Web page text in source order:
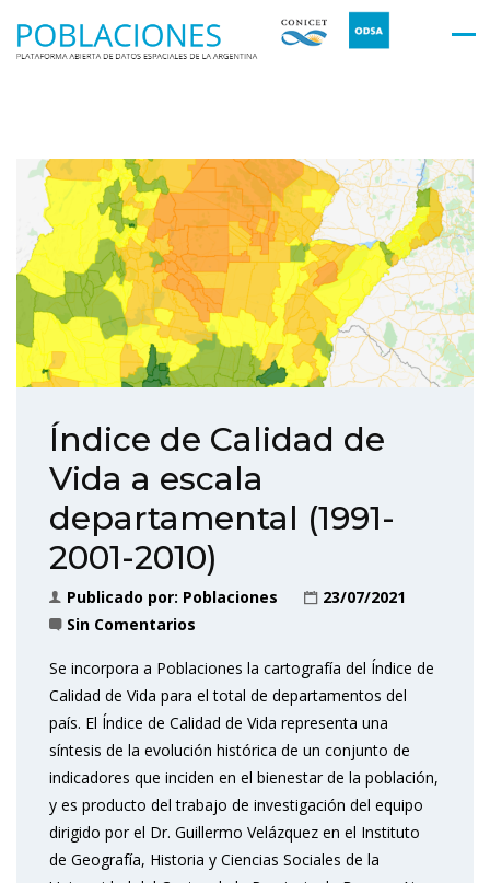
Índice de Calidad de
Vida a escala
departamental (1991-
2001-2010)
Publicado por: Poblaciones
23/07/2021
Sin Comentarios
Se incorpora a Poblaciones la cartografía del Índice de
Calidad de Vida para el total de departamentos del
país. El Índice de Calidad de Vida representa una
síntesis de la evolución histórica de un conjunto de
indicadores que inciden en el bienestar de la población,
y es producto del trabajo de investigación del equipo
dirigido por el Dr. Guillermo Velázquez en el Instituto
de Geografía, Historia y Ciencias Sociales de la